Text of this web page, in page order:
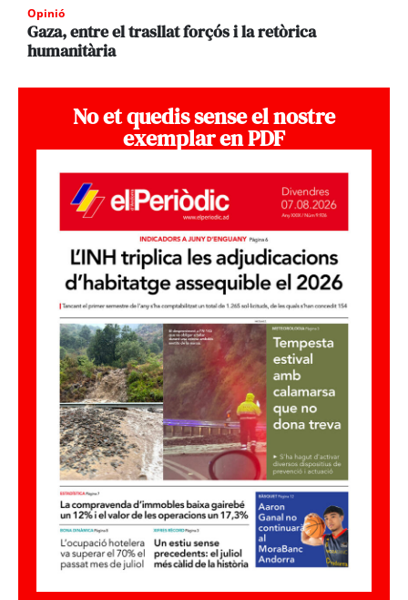
Opinió
Gaza, entre el trasllat forçós i la retòrica
humanitària
No et quedis sense el nostre
exemplar en PDF